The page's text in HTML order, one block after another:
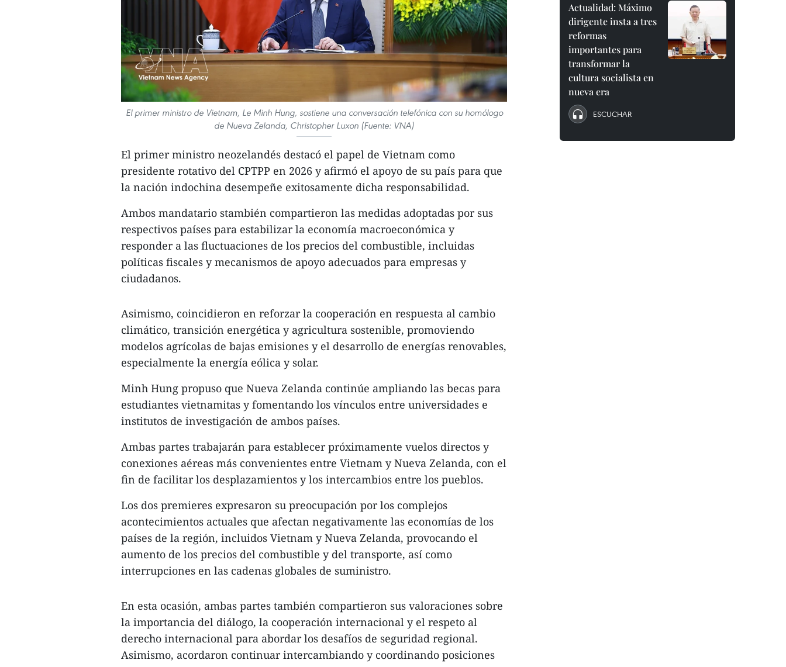
El primer ministro de Vietnam, Le Minh Hung, sostiene una conversación telefónica con su homólogo
de Nueva Zelanda, Christopher Luxon (Fuente: VNA)
El primer ministro neozelandés destacó el papel de Vietnam como
presidente rotativo del CPTPP en 2026 y afirmó el apoyo de su país para que
la nación indochina desempeñe exitosamente dicha responsabilidad.
Ambos mandatario stambién compartieron las medidas adoptadas por sus
respectivos países para estabilizar la economía macroeconómica y
responder a las fluctuaciones de los precios del combustible, incluidas
políticas fiscales y mecanismos de apoyo adecuados para empresas y
ciudadanos.
Asimismo, coincidieron en reforzar la cooperación en respuesta al cambio
climático, transición energética y agricultura sostenible, promoviendo
modelos agrícolas de bajas emisiones y el desarrollo de energías renovables,
especialmente la energía eólica y solar.
Minh Hung propuso que Nueva Zelanda continúe ampliando las becas para
estudiantes vietnamitas y fomentando los vínculos entre universidades e
institutos de investigación de ambos países.
Ambas partes trabajarán para establecer próximamente vuelos directos y
conexiones aéreas más convenientes entre Vietnam y Nueva Zelanda, con el
fin de facilitar los desplazamientos y los intercambios entre los pueblos.
Los dos premieres expresaron su preocupación por los complejos
acontecimientos actuales que afectan negativamente las economías de los
países de la región, incluidos Vietnam y Nueva Zelanda, provocando el
aumento de los precios del combustible y del transporte, así como
interrupciones en las cadenas globales de suministro.
En esta ocasión, ambas partes también compartieron sus valoraciones sobre
la importancia del diálogo, la cooperación internacional y el respeto al
derecho internacional para abordar los desafíos de seguridad regional.
Asimismo, acordaron continuar intercambiando y coordinando posiciones
Actualidad: Máximo
dirigente insta a tres
reformas
importantes para
transformar la
cultura socialista en
nueva era
ESCUCHAR